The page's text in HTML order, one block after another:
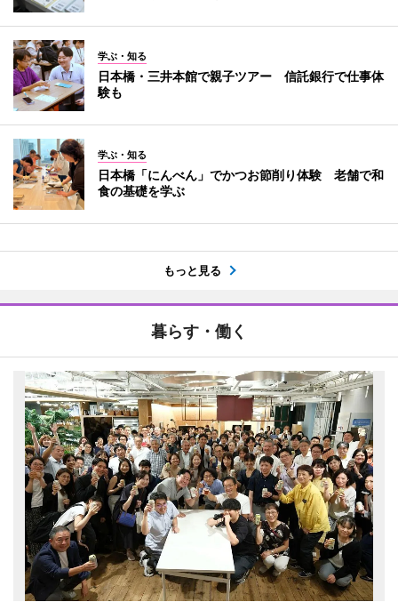
学ぶ・知る
日本橋・三井本館で親子ツアー 信託銀行で仕事体
験も
学ぶ・知る
日本橋「にんべん」でかつお節削り体験 老舗で和
食の基礎を学ぶ
もっと見る
暮らす・働く